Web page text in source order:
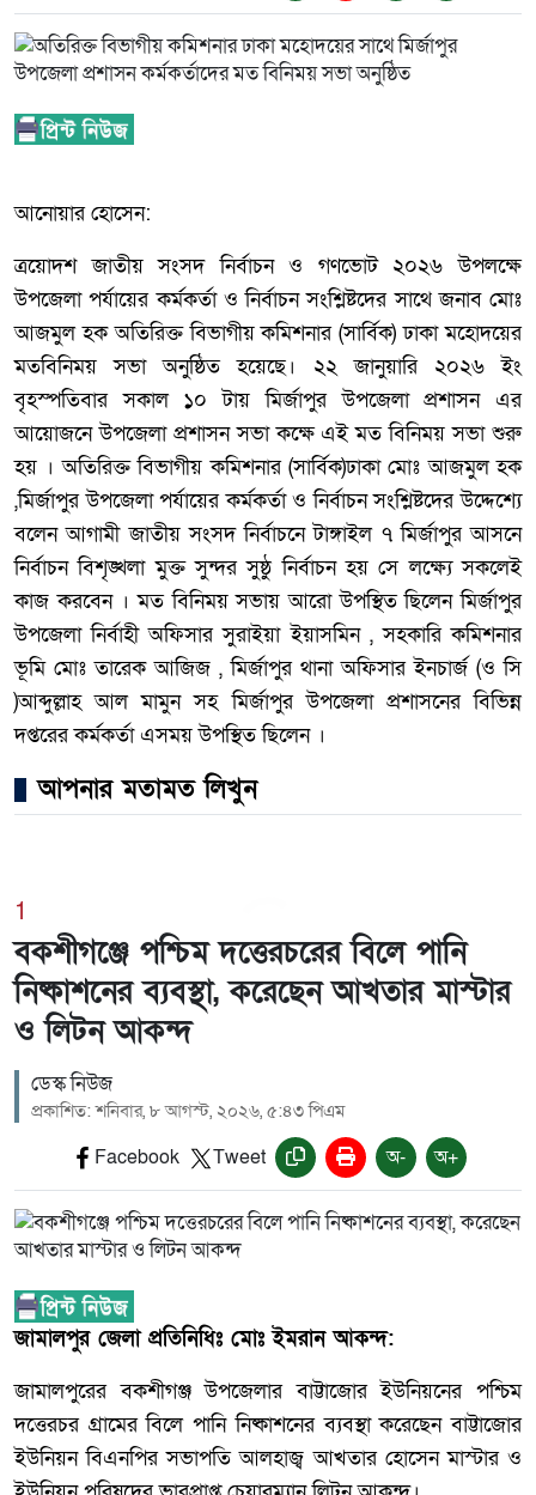
আনোয়ার হোসেন:
ত্রয়োদশ জাতীয় সংসদ নির্বাচন ও গণভোট ২০২৬ উপলক্ষে
উপজেলা পর্যায়ের কর্মকর্তা ও নির্বাচন সংশ্লিষ্টদের সাথে জনাব মোঃ
আজমুল হক অতিরিক্ত বিভাগীয় কমিশনার (সার্বিক) ঢাকা মহোদয়ের
মতবিনিময় সভা অনুষ্ঠিত হয়েছে। ২২ জানুয়ারি ২০২৬ ইং
বৃহস্পতিবার সকাল ১০ টায় মির্জাপুর উপজেলা প্রশাসন এর
আয়োজনে উপজেলা প্রশাসন সভা কক্ষে এই মত বিনিময় সভা শুরু
হয় । অতিরিক্ত বিভাগীয় কমিশনার (সার্বিক)ঢাকা মোঃ আজমুল হক
,মির্জাপুর উপজেলা পর্যায়ের কর্মকর্তা ও নির্বাচন সংশ্লিষ্টদের উদ্দেশ্যে
বলেন আগামী জাতীয় সংসদ নির্বাচনে টাঙ্গাইল ৭ মির্জাপুর আসনে
নির্বাচন বিশৃঙ্খলা মুক্ত সুন্দর সুষ্ঠু নির্বাচন হয় সে লক্ষ্যে সকলেই
কাজ করবেন । মত বিনিময় সভায় আরো উপস্থিত ছিলেন মির্জাপুর
উপজেলা নির্বাহী অফিসার সুরাইয়া ইয়াসমিন , সহকারি কমিশনার
ভূমি মোঃ তারেক আজিজ , মির্জাপুর থানা অফিসার ইনচার্জ (ও সি
)আব্দুল্লাহ আল মামুন সহ মির্জাপুর উপজেলা প্রশাসনের বিভিন্ন
দপ্তরের কর্মকর্তা এসময় উপস্থিত ছিলেন ।
আপনার মতামত লিখুন
1
বকশীগঞ্জে পশ্চিম দত্তেরচরের বিলে পানি
নিষ্কাশনের ব্যবস্থা, করেছেন আখতার মাস্টার
ও লিটন আকন্দ
ডেস্ক নিউজ
প্রকাশিত: শনিবার, ৮ আগস্ট, ২০২৬, ৫:৪৩ পিএম
Facebook Tweet অ- অ+
জামালপুর জেলা প্রতিনিধিঃ মোঃ ইমরান আকন্দ:
জামালপুরের বকশীগঞ্জ উপজেলার বাট্টাজোর ইউনিয়নের পশ্চিম
দত্তেরচর গ্রামের বিলে পানি নিষ্কাশনের ব্যবস্থা করেছেন বাট্টাজোর
ইউনিয়ন বিএনপির সভাপতি আলহাজ্ব আখতার হোসেন মাস্টার ও